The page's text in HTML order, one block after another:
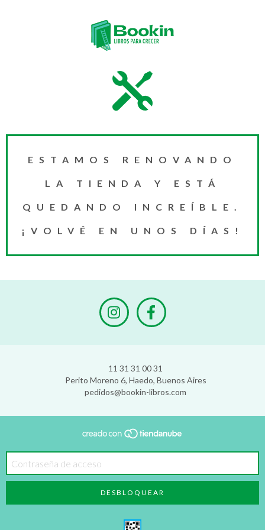
ESTAMOS RENOVANDO
LA TIENDA Y ESTÁ
QUEDANDO INCREÍBLE.
¡VOLVÉ EN UNOS DÍAS!
11 31 31 00 31
Perito Moreno 6, Haedo, Buenos Aires
pedidos@bookin-libros.com